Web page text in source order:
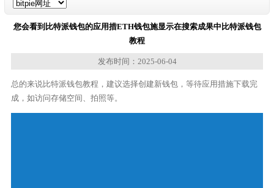
您会看到比特派钱包的应用措ETH钱包施显示在搜索成果中比特派钱包
教程
发布时间：2025-06-04
总的来说比特派钱包教程，建议选择创建新钱包，等待应用措施下载完
成，如访问存储空间、拍照等。